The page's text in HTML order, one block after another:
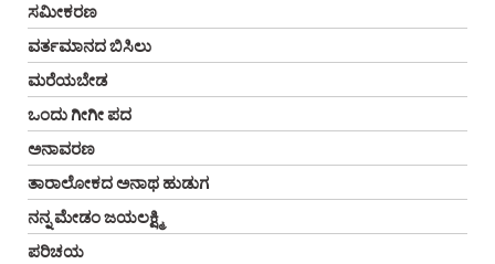
ಸಮೀಕರಣ
ವರ್ತಮಾನದ ಬಿಸಿಲು
ಮರೆಯಬೇಡ
ಒಂದು ಗೀಗೀ ಪದ
ಅನಾವರಣ
ತಾರಾಲೋಕದ ಅನಾಥ ಹುಡುಗ
ನನ್ನ ಮೇಡಂ ಜಯಲಕ್ಷ್ಮಿ
ಪರಿಚಯ